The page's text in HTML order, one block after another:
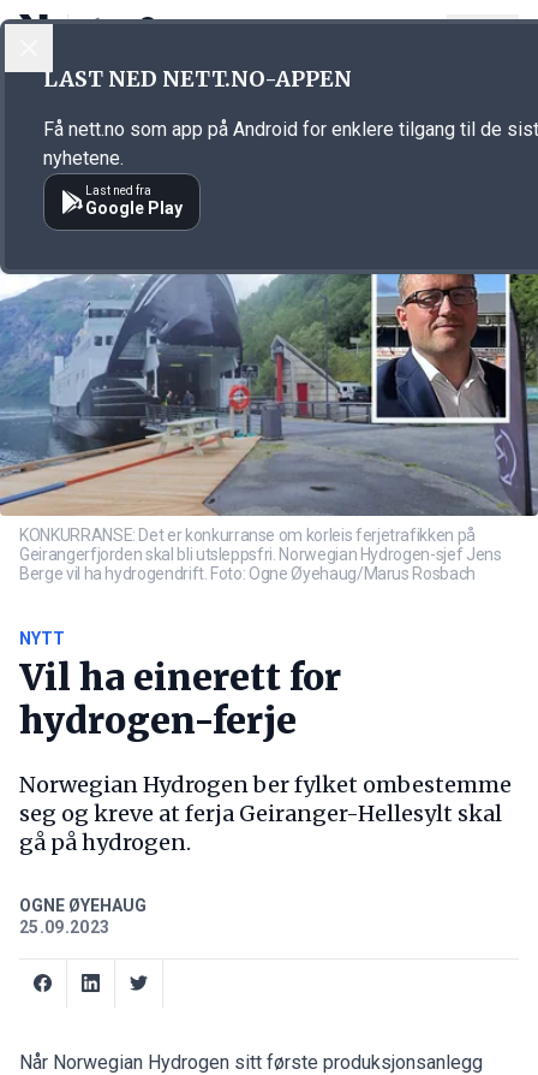
Annonsørinnhold
KONKURRANSE: Det er konkurranse om korleis ferjetrafikken på
Geirangerfjorden skal bli utsleppsfri. Norwegian Hydrogen-sjef Jens
Berge vil ha hydrogendrift. Foto: Ogne Øyehaug/Marus Rosbach
NYTT
Vil ha einerett for
hydrogen-ferje
Norwegian Hydrogen ber fylket ombestemme
seg og kreve at ferja Geiranger-Hellesylt skal
gå på hydrogen.
OGNE ØYEHAUG
25.09.2023
Når Norwegian Hydrogen sitt første produksjonsanlegg
LAST NED NETT.NO-APPEN
Få nett.no som app på Android for enklere tilgang til de
nyhetene.
Last ned fra
Google Play